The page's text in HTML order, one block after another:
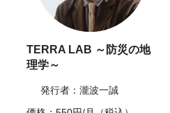
TERRA LAB ～防災の地
理学～
発行者：瀧波一誠